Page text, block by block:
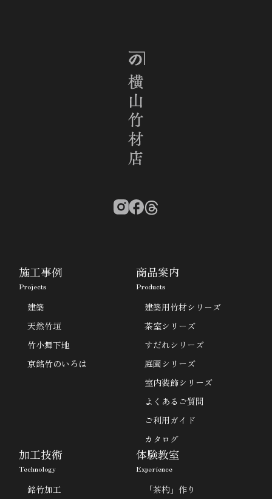
施工事例
Projects
建築
天然竹垣
竹小舞下地
京銘竹のいろは
商品案内
Products
建築用竹材シリーズ
茶室シリーズ
すだれシリーズ
庭園シリーズ
室内装飾シリーズ
よくあるご質問
ご利用ガイド
カタログ
加工技術
Technology
銘竹加工
体験教室
Experience
「茶杓」作り